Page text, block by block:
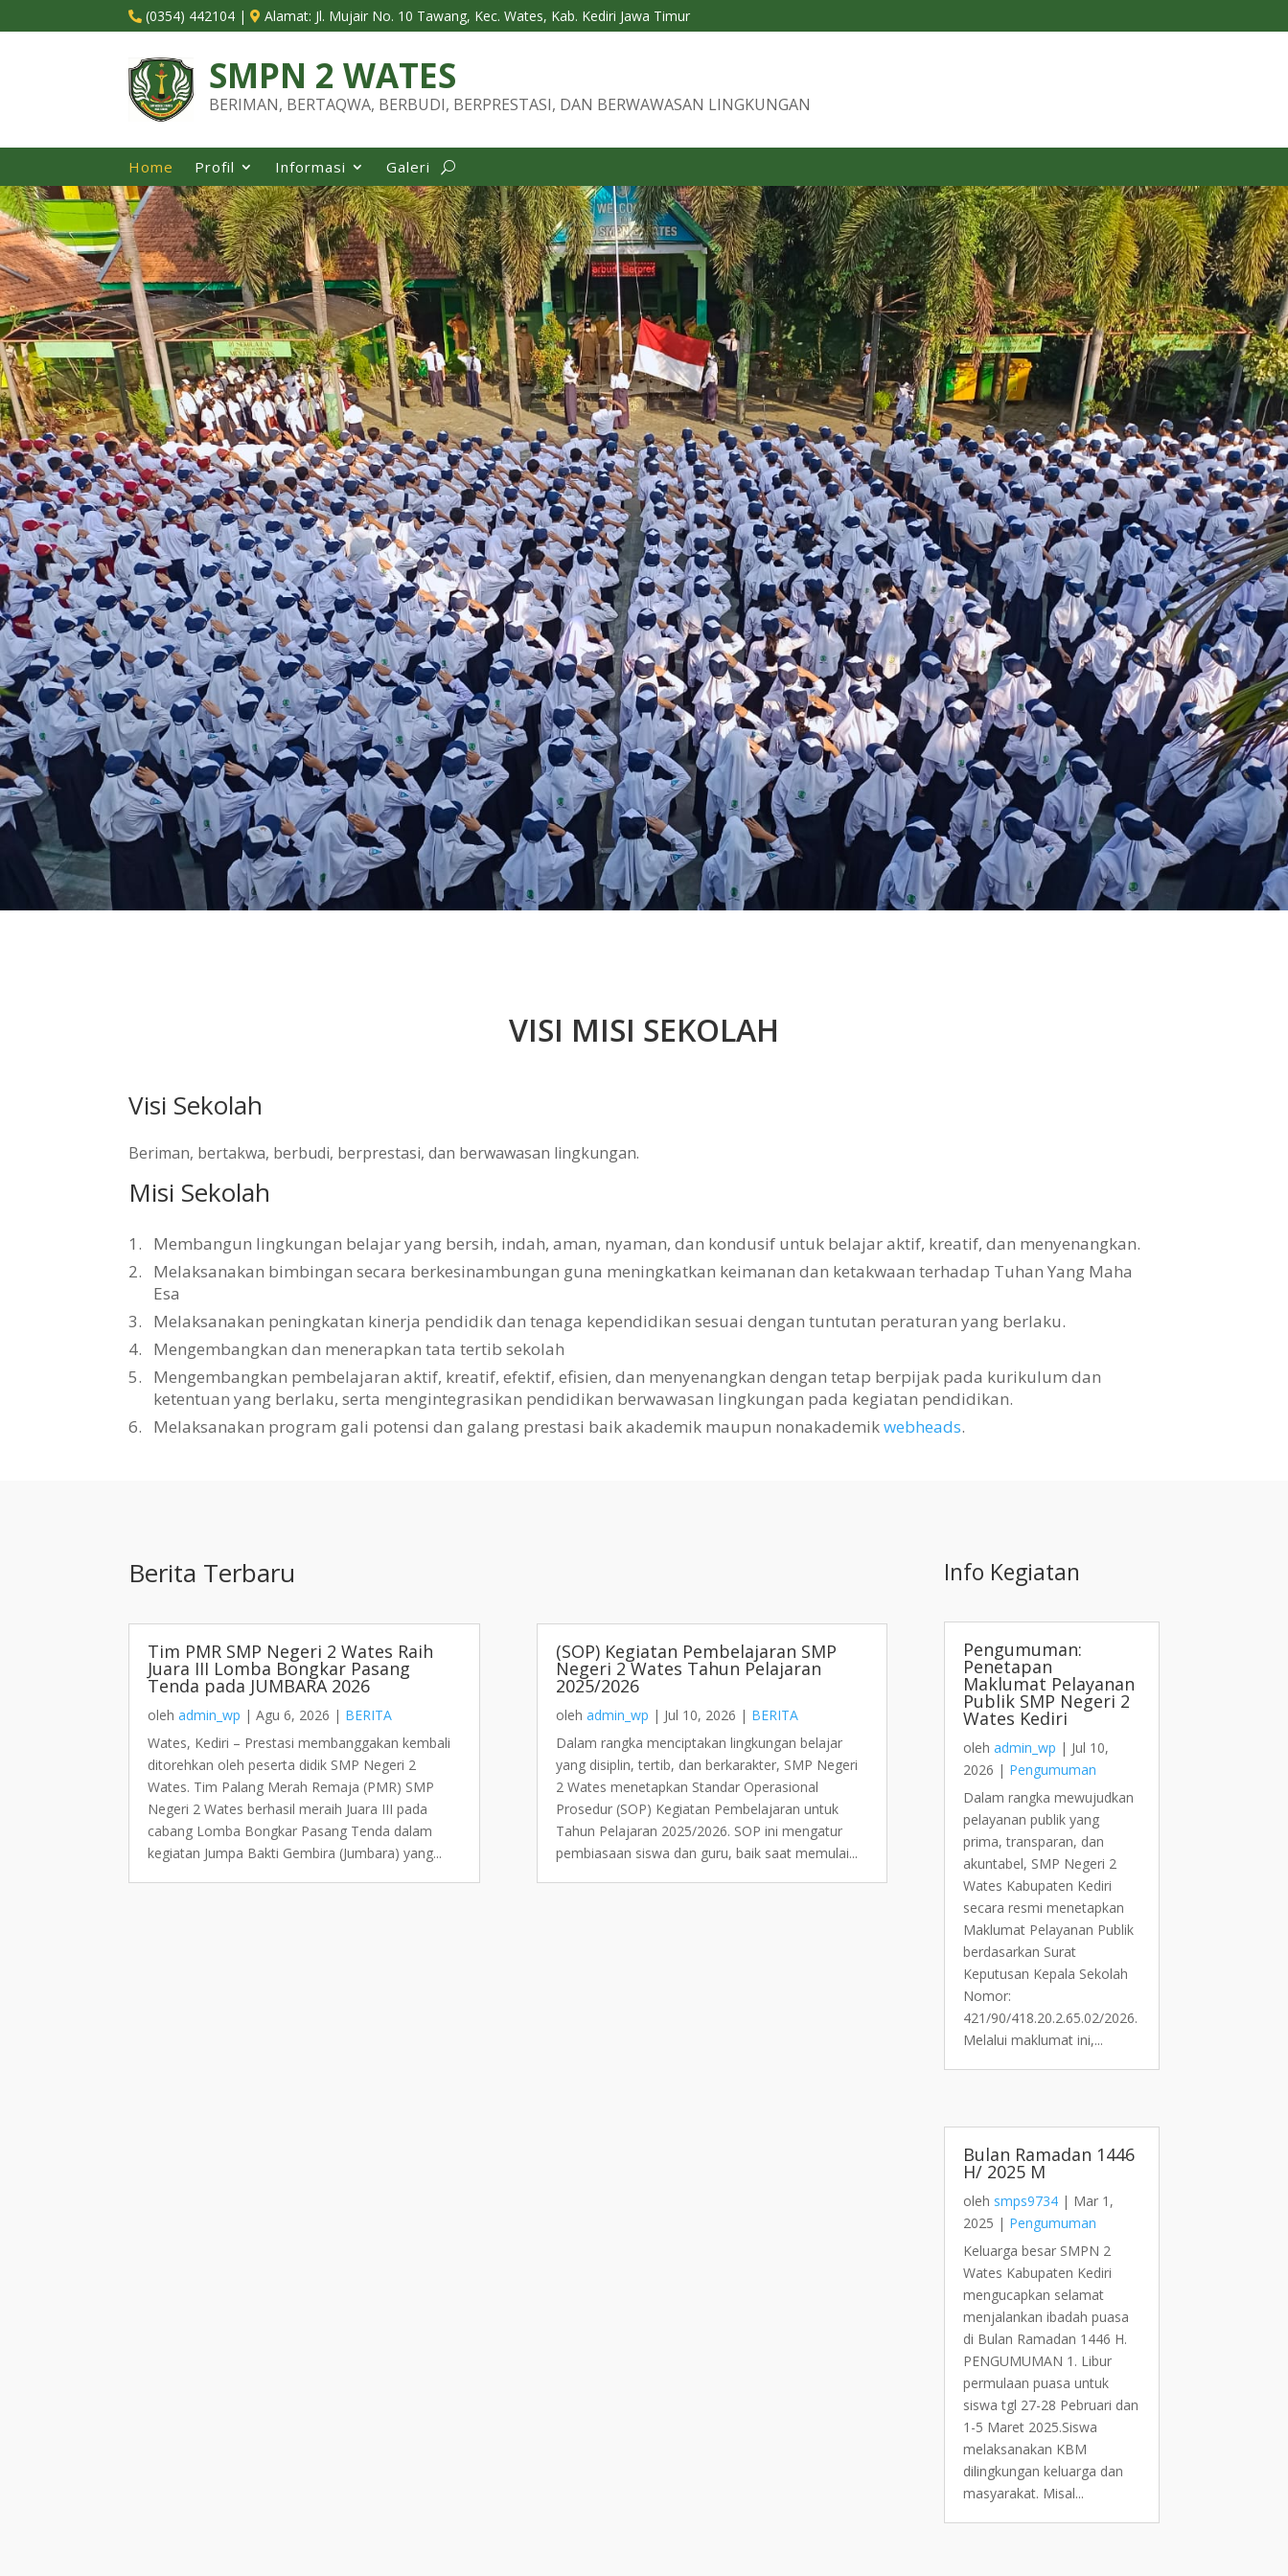
 (0354) 442104 | Alamat: Jl. Mujair No. 10 Tawang, Kec. Wates, Kab. Kediri Jawa Timur
SMPN 2 WATES
BERIMAN, BERTAQWA, BERBUDI, BERPRESTASI, DAN BERWAWASAN LINGKUNGAN
Home Profil Informasi Galeri
VISI MISI SEKOLAH
Visi Sekolah
Beriman, bertakwa, berbudi, berprestasi, dan berwawasan lingkungan.
Misi Sekolah
1.
Membangun lingkungan belajar yang bersih, indah, aman, nyaman, dan kondusif untuk belajar aktif, kreatif, dan menyenangkan.
2.
Melaksanakan bimbingan secara berkesinambungan guna meningkatkan keimanan dan ketakwaan terhadap Tuhan Yang Maha
Esa
3.
Melaksanakan peningkatan kinerja pendidik dan tenaga kependidikan sesuai dengan tuntutan peraturan yang berlaku.
4.
Mengembangkan dan menerapkan tata tertib sekolah
5.
Mengembangkan pembelajaran aktif, kreatif, efektif, efisien, dan menyenangkan dengan tetap berpijak pada kurikulum dan
ketentuan yang berlaku, serta mengintegrasikan pendidikan berwawasan lingkungan pada kegiatan pendidikan.
6.
Melaksanakan program gali potensi dan galang prestasi baik akademik maupun nonakademikwebheads.
Berita Terbaru
Tim PMR SMP Negeri 2 Wates Raih
Juara III Lomba Bongkar Pasang
Tenda pada JUMBARA 2026
olehadmin_wp |Agu 6, 2026 | BERITA
Wates, Kediri – Prestasi membanggakan kembali
ditorehkan oleh peserta didik SMP Negeri 2
Wates. Tim Palang Merah Remaja (PMR) SMP
Negeri 2 Wates berhasil meraih Juara III pada
cabang Lomba Bongkar Pasang Tenda dalam
kegiatan Jumpa Bakti Gembira (Jumbara) yang...
(SOP) Kegiatan Pembelajaran SMP
Negeri 2 Wates Tahun Pelajaran
2025/2026
oleh admin_wp | Jul 10, 2026 | BERITA
Dalam rangka menciptakan lingkungan belajar
yang disiplin, tertib, dan berkarakter, SMP Negeri
2 Wates menetapkan Standar Operasional
Prosedur (SOP) Kegiatan Pembelajaran untuk
Tahun Pelajaran 2025/2026. SOP ini mengatur
pembiasaan siswa dan guru, baik saat memulai...
Info Kegiatan
Pengumuman:
Penetapan
Maklumat Pelayanan
Publik SMP Negeri 2
Wates Kediri
olehadmin_wp | Jul 10,
2026 | Pengumuman
Dalam rangka mewujudkan
pelayanan publik yang
prima, transparan, dan
akuntabel, SMP Negeri 2
Wates Kabupaten Kediri
secara resmi menetapkan
Maklumat Pelayanan Publik
berdasarkan Surat
Keputusan Kepala Sekolah
Nomor:
421/90/418.20.2.65.02/2026.
Melalui maklumat ini,...
Bulan Ramadan 1446
H/ 2025 M
oleh smps9734 | Mar 1,
2025 | Pengumuman
Keluarga besar SMPN 2
Wates Kabupaten Kediri
mengucapkan selamat
menjalankan ibadah puasa
di Bulan Ramadan 1446 H.
PENGUMUMAN 1. Libur
permulaan puasa untuk
siswa tgl 27-28 Pebruari dan
1-5 Maret 2025.Siswa
melaksanakan KBM
dilingkungan keluarga dan
masyarakat. Misal...